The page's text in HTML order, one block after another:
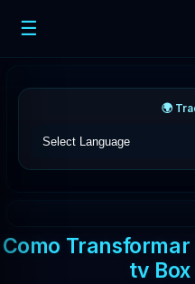
☰
🌍
Como
tv